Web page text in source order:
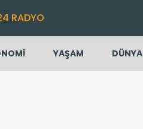
RADYO
YAŞAM DÜNYA